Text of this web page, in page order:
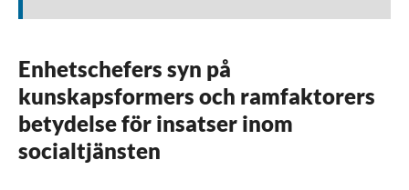
Enhetschefers syn på
kunskapsformers och ramfaktorers
betydelse för insatser inom
socialtjänsten